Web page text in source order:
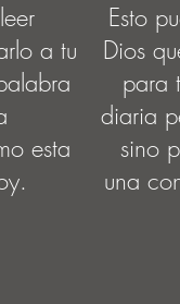
a tu
esta
Esto
Dios
para
diaria
sino
una